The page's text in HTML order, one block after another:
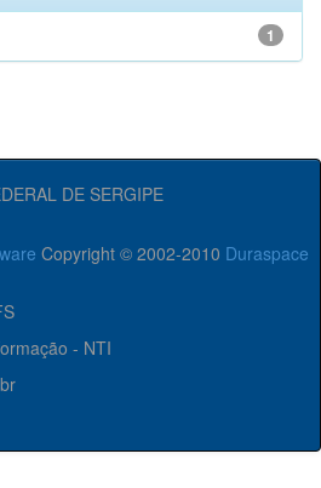
1
DE SERGIPE
Copyright © 2002-2010 Duraspace
- NTI